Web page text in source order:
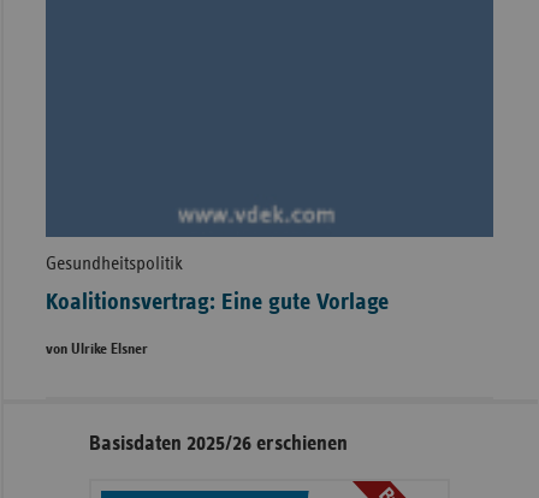
Gesundheitspolitik
Koalitionsvertrag: Eine gute Vorlage
von Ulrike Elsner
Seitennavigation
SeitenleisteBasisdaten 2025/26 erschienen